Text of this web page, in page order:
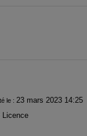
le : 23 mars 2023 14:25
Licence